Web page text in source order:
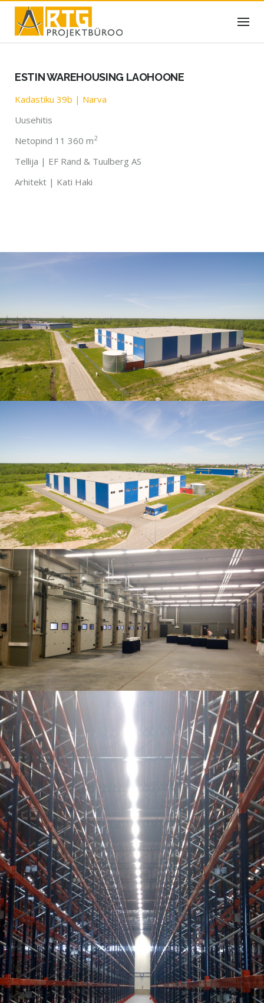
Skip
content
ESTIN WAREHOUSING LAOHOONE
Kadastiku 39b | Narva
Uusehitis
Netopind 11 360 m2
Tellija | EF Rand & Tuulberg AS
Arhitekt | Kati Haki